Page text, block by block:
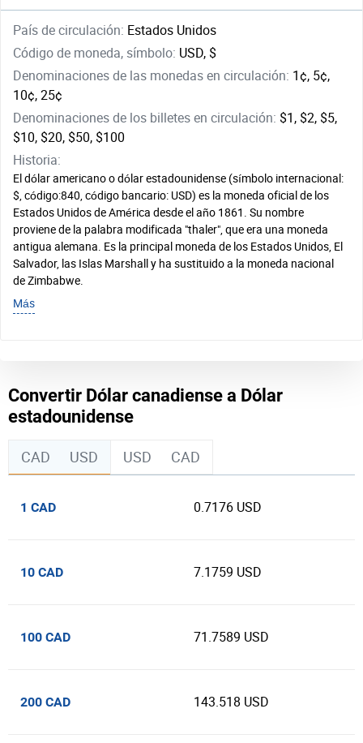
País de circulación: Estados Unidos
Código de moneda, símbolo: USD, $
Denominaciones de las monedas en circulación: 1¢, 5¢,
10¢, 25¢
Denominaciones de los billetes en circulación: $1, $2, $5,
$10, $20, $50, $100
Historia:
El dólar americano o dólar estadounidense (símbolo internacional:
$, código:840, código bancario: USD) es la moneda oficial de los
Estados Unidos de América desde el año 1861. Su nombre
proviene de la palabra modificada "thaler", que era una moneda
antigua alemana. Es la principal moneda de los Estados Unidos, El
Salvador, las Islas Marshall y ha sustituido a la moneda nacional
de Zimbabwe.
Más
Convertir Dólar canadiense a Dólar
estadounidense
CAD USD USD CAD
1 CAD 0.7176 USD
10 CAD 7.1759 USD
100 CAD 71.7589 USD
200 CAD 143.518 USD